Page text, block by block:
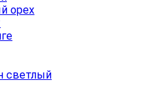
орех
светлый